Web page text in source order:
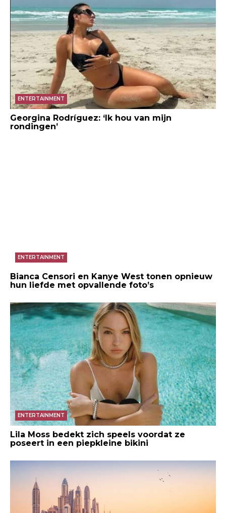
ENTERTAINMENT
Georgina Rodríguez: ‘Ik hou van mijn
rondingen’
ENTERTAINMENT
Bianca Censori en Kanye West tonen opnieuw
hun liefde met opvallende foto’s
ENTERTAINMENT
Lila Moss bedekt zich speels voordat ze
poseert in een piepkleine bikini